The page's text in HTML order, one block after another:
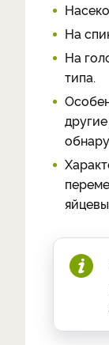
На
На
типа.